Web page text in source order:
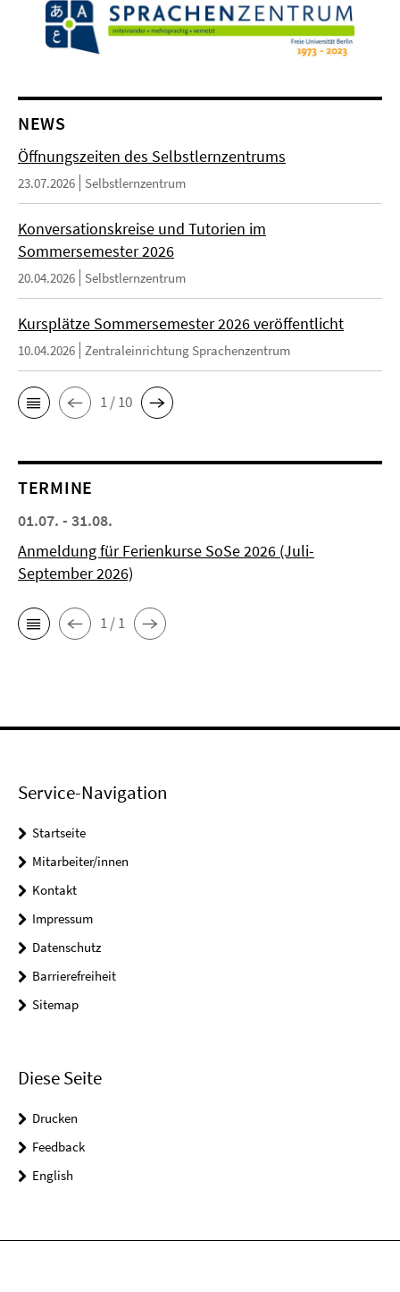
NEWS
Öffnungszeiten des Selbstlernzentrums
23.07.2026 Selbstlernzentrum
Konversationskreise und Tutorien im
Sommersemester 2026
20.04.2026 Selbstlernzentrum
Kursplätze Sommersemester 2026 veröffentlicht
10.04.2026 Zentraleinrichtung Sprachenzentrum
1 / 10
TERMINE
01.07. - 31.08.
Anmeldung für Ferienkurse SoSe 2026 (Juli-
September 2026)
1 / 1
Service-Navigation
Startseite
Mitarbeiter/innen
Kontakt
Impressum
Datenschutz
Barrierefreiheit
Sitemap
Diese Seite
Drucken
Feedback
English